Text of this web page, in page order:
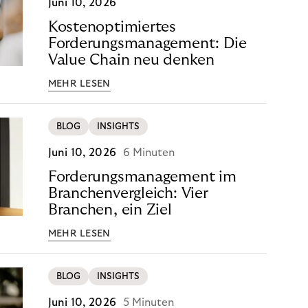
Juni 10, 2026
Kostenoptimiertes
Forderungsmanagement: Die
Value Chain neu denken
MEHR LESEN
BLOG INSIGHTS
Juni 10, 2026 6 Minuten
Forderungsmanagement im
Branchenvergleich: Vier
Branchen, ein Ziel
MEHR LESEN
BLOG INSIGHTS
Juni 10, 2026 5 Minuten